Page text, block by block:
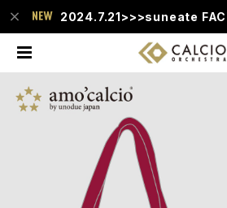
2024.7.21>>>suneate